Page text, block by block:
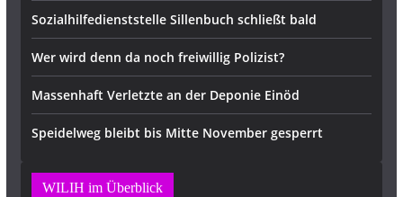
Sozialhilfedienststelle Sillenbuch schließt bald
Wer wird denn da noch freiwillig Polizist?
Massenhaft Verletzte an der Deponie Einöd
Speidelweg bleibt bis Mitte November gesperrt
WILIH im Überblick